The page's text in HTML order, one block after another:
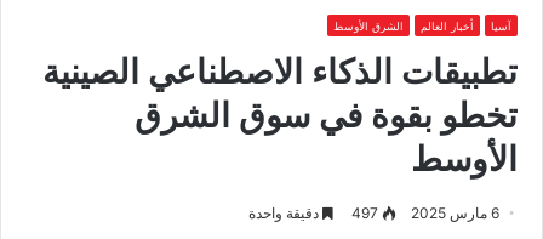
آسيا أخبار العالم الشرق الأوسط
تطبيقات الذكاء الاصطناعي الصينية
تخطو بقوة في سوق الشرق
الأوسط
6 مارس 2025 497 دقيقة واحدة